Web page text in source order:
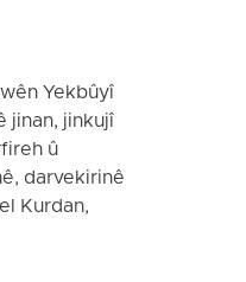
Yekbûyî
jinan, jinkujî
û
darvekirinê
Kurdan,